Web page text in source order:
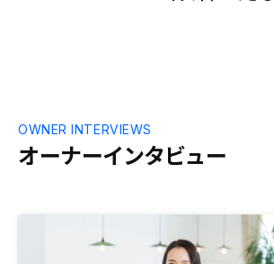
オーナーインタビュー
OWNER INTERVIEWS